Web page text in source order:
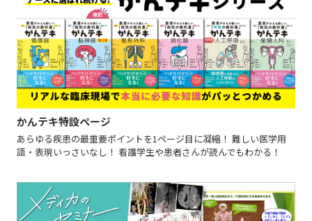
かんテキ特設ページ
あらゆる疾患の最重要ポイントを1ページ目に凝縮！ 難しい医学用
語・表現いっさいなし！ 看護学生や患者さんが読んでもわかる！